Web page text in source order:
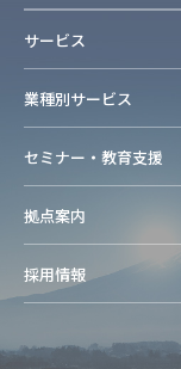
サービス
業種別サービス
セミナー・教育支援
拠点案内
採用情報